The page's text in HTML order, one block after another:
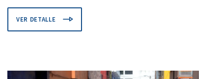
VER DETALLE